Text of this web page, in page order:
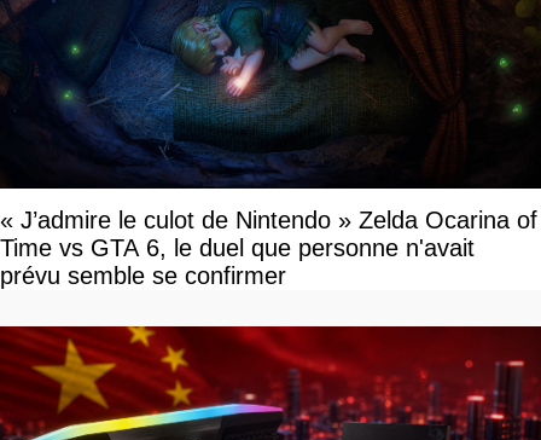
« J’admire le culot de Nintendo » Zelda Ocarina of
Time vs GTA 6, le duel que personne n'avait
prévu semble se confirmer